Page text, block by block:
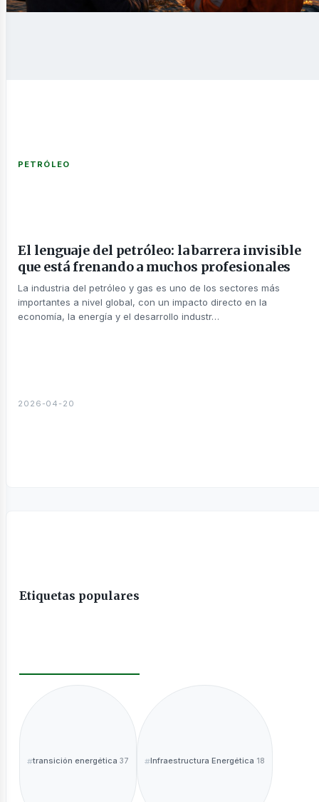
PETRÓLEO
El lenguaje del petróleo: la barrera invisible
que está frenando a muchos profesionales
La industria del petróleo y gas es uno de los sectores más
importantes a nivel global, con un impacto directo en la
economía, la energía y el desarrollo industr…
2026-04-20
Etiquetas populares
transición energética 37 Infraestructura Energética 18